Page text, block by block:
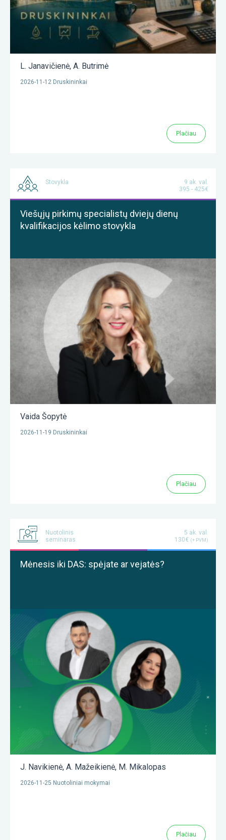
L. Janavičienė, A. Butrimė
2026-11-12 Druskininkai
Plačiau
Stovykla
9 ak. val.
395 - 425€
Viešųjų pirkimų specialistų dviejų dienų
kvalifikacijos kėlimo stovykla
Vaida Šopytė
2026-11-19 Druskininkai
Plačiau
Nuotolinis
seminaras
5 ak. val.
130€ (+ PVM)
Mėnesis iki DAS: spėjate ar vejatės?
J. Navikienė, A. Mažeikienė, M. Mikalopas
2026-11-25 Nuotoliniai mokymai
Plačiau